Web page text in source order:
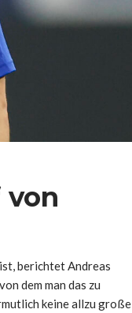
berichtet Andreas
dem man das zu
keine allzu große